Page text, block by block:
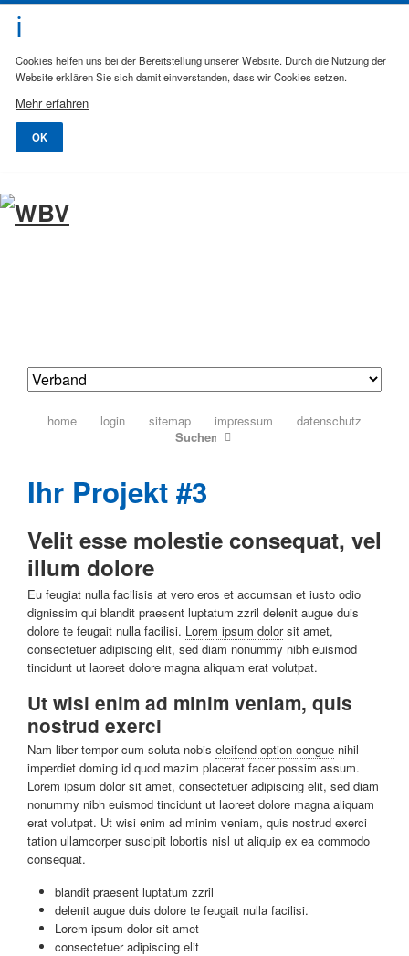
Cookies helfen uns bei der Bereitstellung unserer Website. Durch die Nutzung der
Website erklären Sie sich damit einverstanden, dass wir Cookies setzen.
Mehr erfahren
OK
navigation
home login sitemap impressum datenschutz
Ihr Projekt #3
Velit esse molestie consequat, vel
illum dolore
Eu feugiat nulla facilisis at vero eros et accumsan et iusto odio
dignissim qui blandit praesent luptatum zzril delenit augue duis
dolore te feugait nulla facilisi. Lorem ipsum dolorsit amet,
consectetuer adipiscing elit, sed diam nonummy nibh euismod
tincidunt ut laoreet dolore magna aliquam erat volutpat.
Ut wisi enim ad minim veniam, quis
nostrud exerci
Nam liber tempor cum soluta nobis eleifend option conguenihil
imperdiet doming id quod mazim placerat facer possim assum.
Lorem ipsum dolor sit amet, consectetuer adipiscing elit, sed diam
nonummy nibh euismod tincidunt ut laoreet dolore magna aliquam
erat volutpat. Ut wisi enim ad minim veniam, quis nostrud exerci
tation ullamcorper suscipit lobortis nisl ut aliquip ex ea commodo
consequat.
blandit praesent luptatum zzril
delenit augue duis dolore te feugait nulla facilisi.
Lorem ipsum dolor sit amet
consectetuer adipiscing elit